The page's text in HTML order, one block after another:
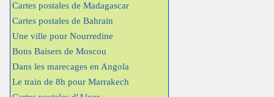
Cartes postales de Madagascar
Cartes postales de Bahrain
Une ville pour Nourredine
Bons Baisers de Moscou
Dans les marecages en Angola
Le train de 8h pour Marrakech